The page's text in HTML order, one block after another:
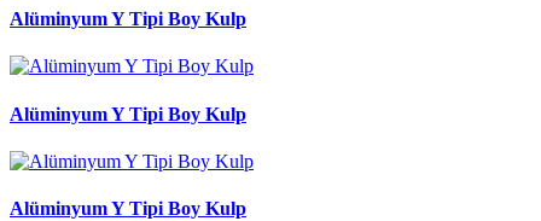
Alüminyum Y Tipi Boy Kulp
Alüminyum Y Tipi Boy Kulp
Alüminyum Y Tipi Boy Kulp